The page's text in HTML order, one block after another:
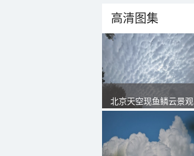
高清图集
北京天空现鱼鳞云景观